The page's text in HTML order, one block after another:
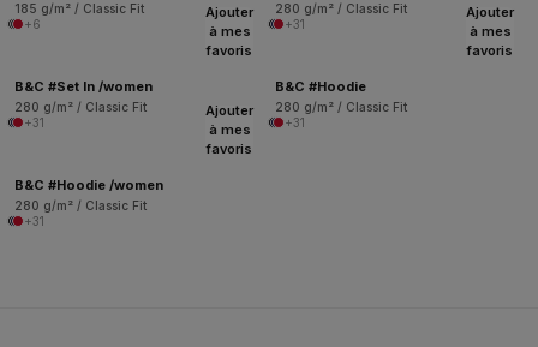
185 g/m² / Classic Fit
+6
280 g/m² / Classic Fit
+31
Ajouter
à mes
favoris
B&C #Set In /women
280 g/m² / Classic Fit
+31
Ajouter
à mes
favoris
B&C #Hoodie
280 g/m² / Classic Fit
+31
Ajouter
à mes
favoris
B&C #Hoodie /women
280 g/m² / Classic Fit
+31